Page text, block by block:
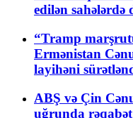
edilən sahələrdə
“Tramp
Ermənistan
layihəni
ABŞ və Çin
uğrunda